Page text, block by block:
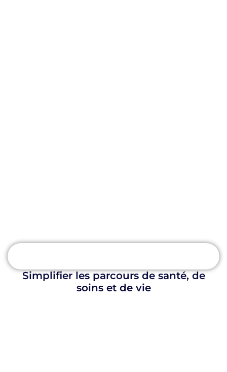
Simplifier les parcours de santé, de
soins et de vie